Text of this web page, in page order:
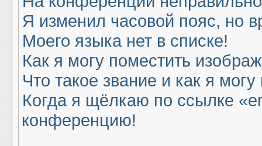
Я изменил часовой пояс, но
Моего языка нет в списке!
Как я могу поместить
Что такое звание и как я могу
Когда я щёлкаю по ссылке
конференцию!